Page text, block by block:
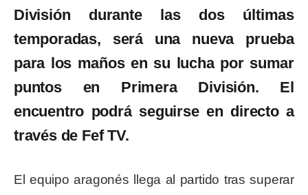
División durante las dos últimas
temporadas, será una nueva prueba
para los maños en su lucha por sumar
puntos en Primera División. El
encuentro podrá seguirse en directo a
través de Fef TV.
El equipo aragonés llega al partido tras superar